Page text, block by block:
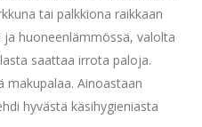
tai palkkiona raikkaan
ja huoneenlämmössä, valolta
saattaa irrota paloja.
makupalaa. Ainoastaan
hyvästä käsihygieniasta